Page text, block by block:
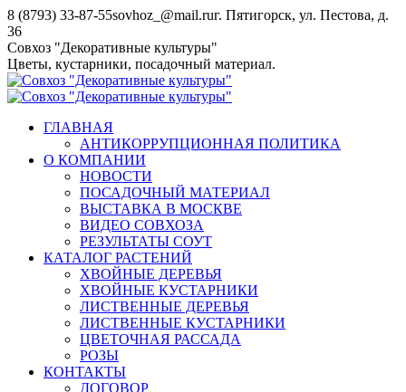
Перейти
к
содержанию
8 (8793) 33-87-55sovhoz_@mail.ruг. Пятигорск, ул. Пестова, д.
36
Совхоз "Декоративные культуры"
Цветы, кустарники, посадочный материал.
ГЛАВНАЯ
АНТИКОРРУПЦИОННАЯ ПОЛИТИКА
О КОМПАНИИ
НОВОСТИ
ПОСАДОЧНЫЙ МАТЕРИАЛ
ВЫСТАВКА В МОСКВЕ
ВИДЕО СОВХОЗА
РЕЗУЛЬТАТЫ СОУТ
КАТАЛОГ РАСТЕНИЙ
ХВОЙНЫЕ ДЕРЕВЬЯ
ХВОЙНЫЕ КУСТАРНИКИ
ЛИСТВЕННЫЕ ДЕРЕВЬЯ
ЛИСТВЕННЫЕ КУСТАРНИКИ
ЦВЕТОЧНАЯ РАССАДА
РОЗЫ
КОНТАКТЫ
ДОГОВОР